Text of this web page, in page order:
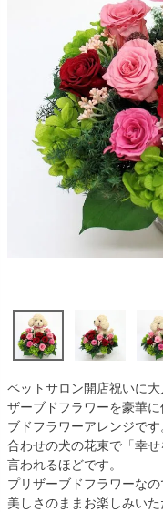
ペットサロン開店祝いに
ザーブドフラワーを豪華
ブドフラワーアレンジで
合わせの犬の花束で「幸
言われるほどです。
プリザーブドフラワーな
美しさのままお楽しみい